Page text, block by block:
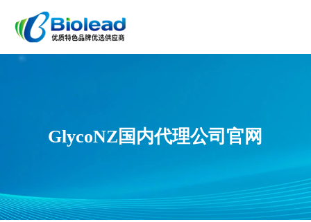
GlycoNZ国内代理公司官网